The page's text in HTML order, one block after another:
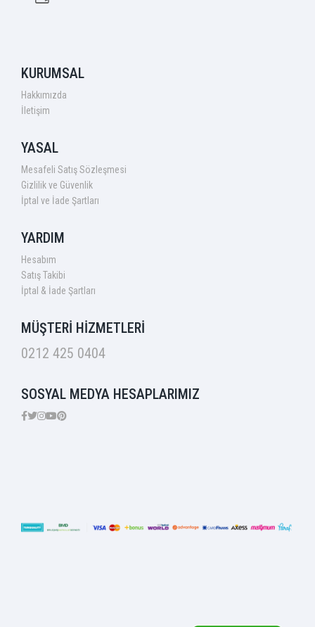
KURUMSAL
Hakkımızda
İletişim
YASAL
Mesafeli Satış Sözleşmesi
Gizlilik ve Güvenlik
İptal ve İade Şartları
YARDIM
Hesabım
Satış Takibi
İptal & İade Şartları
MÜŞTERİ HİZMETLERİ
0212 425 0404
SOSYAL MEDYA HESAPLARIMIZ